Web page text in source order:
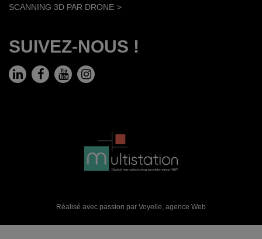
SCANNING 3D PAR DRONE
SUIVEZ-NOUS !
Réalisé avec passion par Voyelle, agence Web